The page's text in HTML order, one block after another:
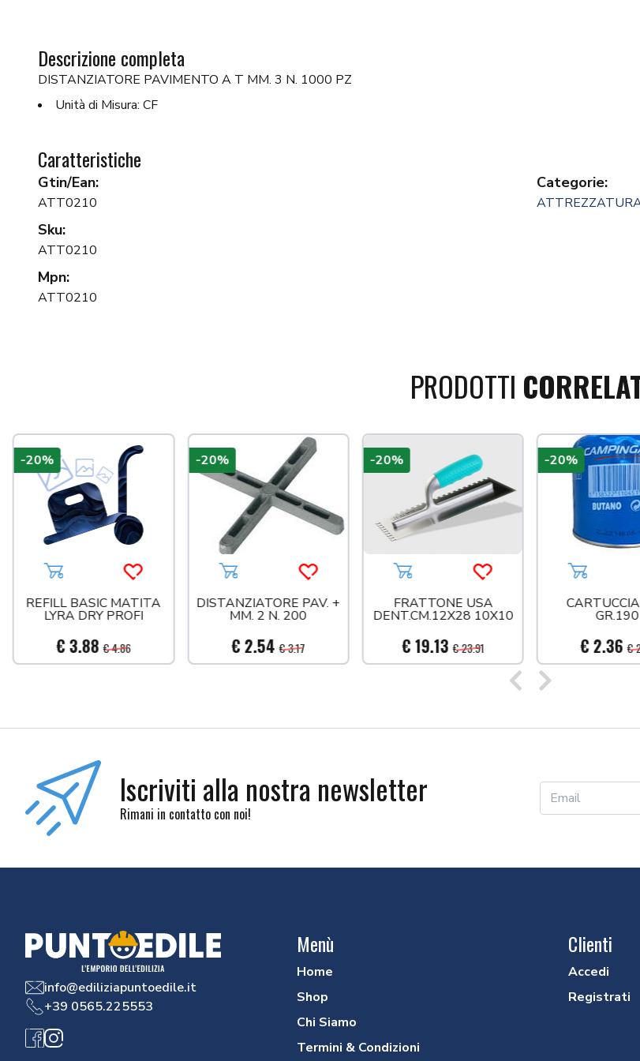
Descrizione completa
DISTANZIATORE PAVIMENTO A T MM. 3 N. 1000 PZ
Unità di Misura: CF
Caratteristiche
Gtin/Ean:
ATT0210
Sku:
ATT0210
Mpn:
ATT0210
Categorie:
PRODOTTI
più tardi
Aggiungi al carrelloAcquista più tardi
REFILL BASIC MATITA
LYRA DRY PROFI
€ 3.88 € 4.86
-20%
Aggiungi al carrelloAcquista più tardi
DISTANZIATORE PAV. +
MM. 2 N. 200
€ 2.54 € 3.17
-20%
Aggiungi al carrelloAcquista più tardi
FRATTONE USA
DENT.CM.12X28 10X10
€ 19.13 € 23.91
-20%
Aggiungi
GR.190
€ 2.36 €
-20%
Iscriviti alla nostra newsletter
Rimani in contatto con noi!
info@ediliziapuntoedile.it
+39 0565.225553
Facebook
Instagram
Menù
Home
Shop
Chi Siamo
Termini & Condizioni
Clienti
Accedi
Registrati